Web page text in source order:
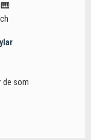
de som